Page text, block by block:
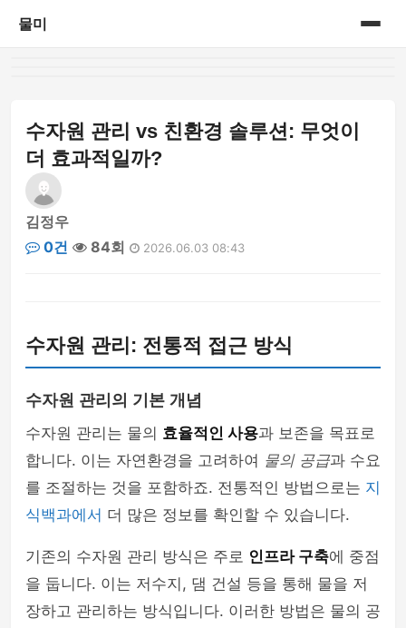
물미
수자원 관리 vs 친환경 솔루션: 무엇이
더 효과적일까?
김정우
0건
84회 2026.06.03 08:43
수자원 관리: 전통적 접근 방식
수자원 관리의 기본 개념
수자원 관리는 물의 효율적인 사용과 보존을 목표로
합니다. 이는 자연환경을 고려하여 물의 공급과 수요
를 조절하는 것을 포함하죠. 전통적인 방법으로는 지
식백과에서 더 많은 정보를 확인할 수 있습니다.
기존의 수자원 관리 방식은 주로 인프라 구축에 중점
을 둡니다. 이는 저수지, 댐 건설 등을 통해 물을 저
장하고 관리하는 방식입니다. 이러한 방법은 물의 공